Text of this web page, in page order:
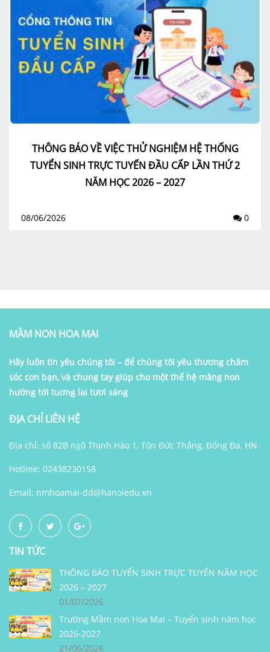
THÔNG BÁO VỀ VIỆC THỬ NGHIỆM HỆ THỐNG
TUYỂN SINH TRỰC TUYẾN ĐẦU CẤP LẦN THỨ 2
NĂM HỌC 2026 – 2027
08/06/2026 0
MẦM NON HOA MAI
Hãy luôn tin yêu chúng tôi – để chúng tôi yêu thương chăm
sóc con bạn, và chung tay giúp cho một thế hệ măng non
hướng tới tuơng lai tươi sáng
ĐỊA CHỈ LIÊN HỆ
Địa chỉ: số 82B ngõ Thịnh Hào 1, Tôn Đức Thắng, Đống Đa, HN
Hotline: 02438230158
Email: nmhoamai-dd@hanoiedu.vn
TIN TỨC
THÔNG BÁO TUYỂN SINH TRỰC TUYẾN NĂM HỌC
2026 – 2027
01/07/2026
Trường Mầm non Hoa Mai – Tuyển sinh năm học
2026-2027
21/06/2026